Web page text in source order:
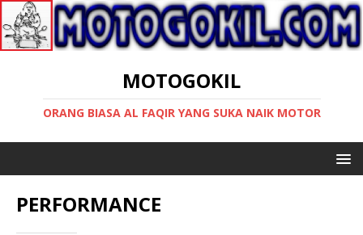
MOTOGOKIL
ORANG BIASA AL FAQIR YANG SUKA NAIK MOTOR
PERFORMANCE